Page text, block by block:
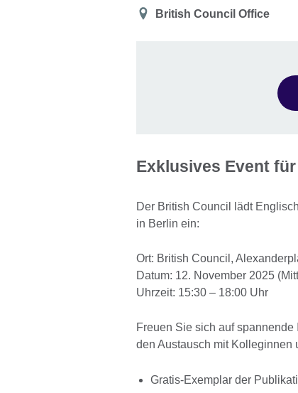
Location
British Council Office
Exklusives Event
Der British Council lädt
in Berlin ein:
Ort: British Council,
Datum: 12. November 2025
Uhrzeit: 15:30 – 18:00 Uhr
Freuen Sie sich auf
den Austausch mit Kolleginnen
Gratis-Exemplar der